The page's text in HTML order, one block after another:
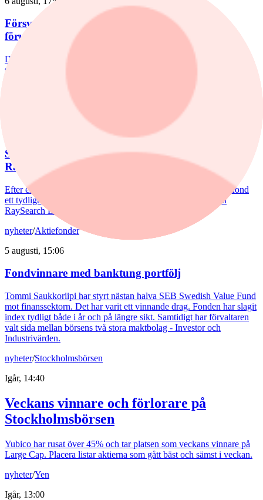
Försvarsförvaltarna spår ny tillväxtfas: ”Goda
förutsättningar”
De europeiska försvarsbolagen visar rekordstora orderböcker,
stigande omsättning och förbättrade marginaler. Enligt förvaltarna
Spiltan Småbolagsfond
Spiltan Småbolagsfond lyfte i juli – tar in
RaySearch
Efter en svagare utveckling hittills i år fick Spiltan Småbolagsfond
ett tydligt lyft i juli. Mips bidrog mest till uppgången, medan
RaySearch Laboratories är ett nytt innehav i fonden.
nyheter/Aktiefonder
5 augusti, 15:06
Fondvinnare med banktung portfölj
Tommi Saukkoriipi har styrt nästan halva SEB Swedish Value Fund
mot finanssektorn. Det har varit ett vinnande drag. Fonden har slagit
index tydligt både i år och på längre sikt. Samtidigt har förvaltaren
valt sida mellan börsens två stora maktbolag - Investor och
Industrivärden.
nyheter/Stockholmsbörsen
Igår, 14:40
Veckans vinnare och förlorare på
Stockholmsbörsen
Yubico har rusat över 45% och tar platsen som veckans vinnare på
Large Cap. Placera listar aktierna som gått bäst och sämst i veckan.
nyheter/Yen
Igår, 13:00